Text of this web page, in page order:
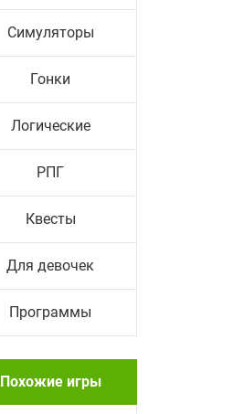
Симуляторы
Гонки
Логические
РПГ
Квесты
Для девочек
Программы
Похожие игры